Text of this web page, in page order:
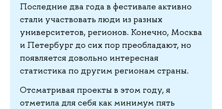
Последние два года в фестивале активно
стали участвовать люди из разных
университетов, регионов. Конечно, Москва
и Петербург до сих пор преобладают, но
появляется довольно интересная
статистика по другим регионам страны.
Отсматривая проекты в этом году, я
отметила для себя как минимум пять